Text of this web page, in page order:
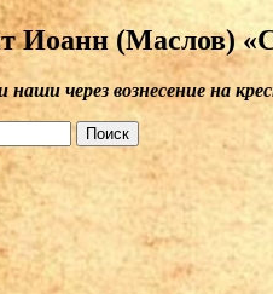
Иоанн (Маслов)
через вознесение на